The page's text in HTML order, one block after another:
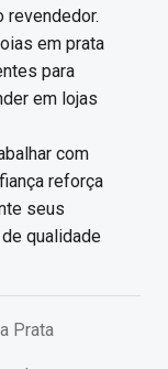
revendedor.
em prata
para
em lojas
com
reforça
seus
qualidade